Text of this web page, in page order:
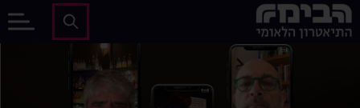
דלג לתוכן הראשי
הבימה - התיאטרון הלאומי של ישראל